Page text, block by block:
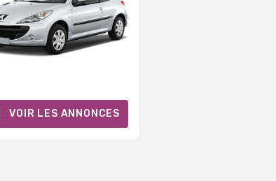
VOIR LES ANNONCES